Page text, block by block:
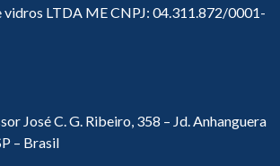
vidros LTDA ME CNPJ: 04.311.872/0001-
José C. G. Ribeiro, 358 – Jd. Anhanguera
– Brasil